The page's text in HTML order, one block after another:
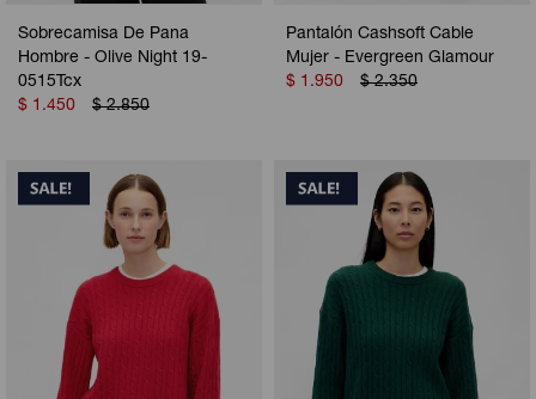
Sobrecamisa De Pana
Hombre - Olive Night 19-
0515Tcx
$ 1.450 $ 2.850
Pantalón Cashsoft Cable
Mujer - Evergreen Glamour
$ 1.950 $ 2.350